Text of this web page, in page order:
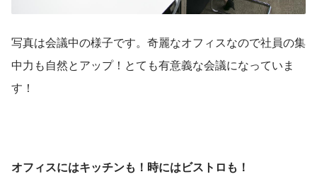
写真は会議中の様子です。奇麗なオフィスなので社員の集
中力も自然とアップ！とても有意義な会議になっていま
す！
オフィスにはキッチンも！時にはビストロも！